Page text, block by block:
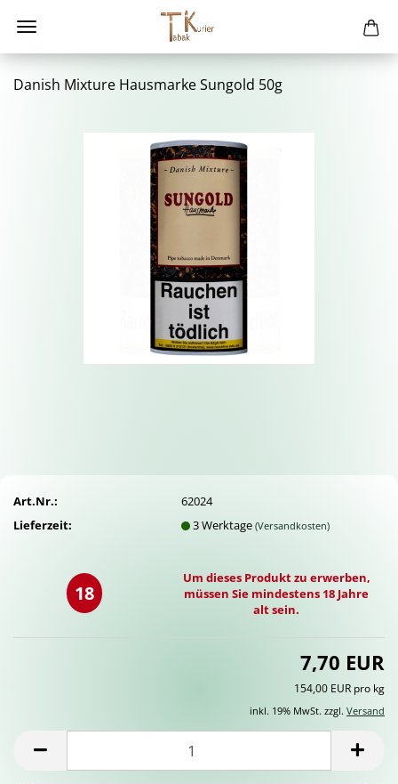
Da­nish Mix­tu­re Haus­mar­ke Sun­gold 50g
Art.Nr.:
62024
Lieferzeit:
3 Werktage(Versandkosten)
18
Um dieses Produkt zu erwerben,
müssen Sie mindestens 18 Jahre
alt sein.
7,70 EUR
154,00 EUR pro kg
inkl. 19% MwSt. zzgl. Versand